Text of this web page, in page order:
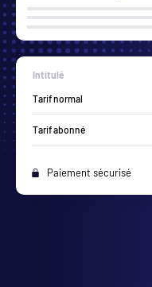
Intitulé
Paiement sécurisé